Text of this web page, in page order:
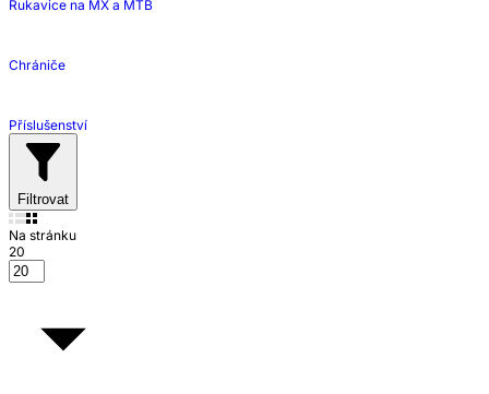
Rukavice na MX a MTB
Chrániče
Příslušenství
Filtrovat
Na stránku
20